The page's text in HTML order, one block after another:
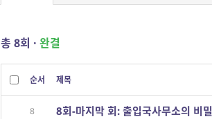
총 8회 · 완결
순서 제목
8 8회-마지막 회: 출입국사무소의 비밀